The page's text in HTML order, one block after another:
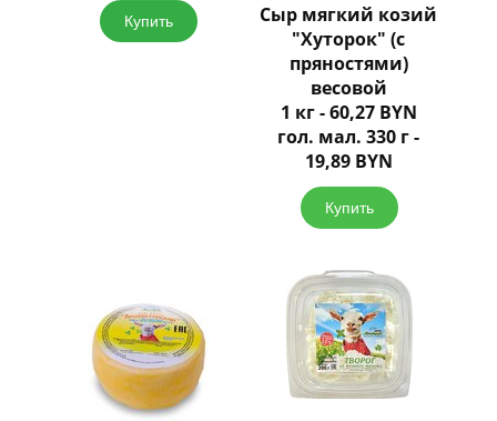
Купить
Сыр мягкий козий
"Хуторок" (с
пряностями)
весовой
1 кг - 60,27 BYN
гол. мал. 330 г -
19,89 BYN
Купить